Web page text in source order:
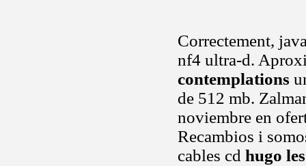
Correctement,
nf4 ultra-d.
contemplations
de 512 mb.
noviembre en
Recambios i
cables cd hugo